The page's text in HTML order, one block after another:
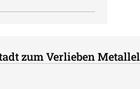
zum Verlieben